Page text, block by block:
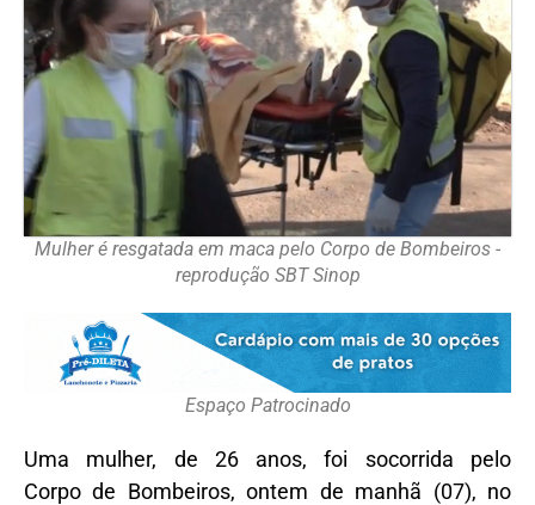
Mulher é resgatada em maca pelo Corpo de Bombeiros -
reprodução SBT Sinop
Espaço Patrocinado
Uma mulher, de 26 anos, foi socorrida pelo
Corpo de Bombeiros, ontem de manhã (07), no